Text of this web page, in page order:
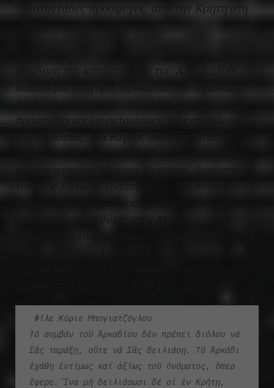
εκατοντάδες πρόσφυγες, από την Κρήτη στη
Η είδηση της καταστροφής του ΑΡΚΑΔΙΟΝ
προσπάθησαν να μετριάσουν τις εντυπώσεις
της απώλειας, για λόγους σκοπιμότητας, αλλά
και συγγραφέας Μάρκος Ρενιέρης, διοικητής
τότε της Εθνικής Τράπεζας της Ελλάδος, και
Φίλε Κύριε Μπογιατζόγλου
Τό συμβάν τοῦ Ἀρκαδίου δέν πρέπει διόλου νά
Σᾶς ταράξῃ, οὔτε νά Σᾶς δειλιάσῃ. Τό Ἀρκάδι
ἐχάθη ἐντίμως καί ἀξίως τοῦ ὀνόματος, ὅπερ
ἔφερε. Ἵνα μή δειλιάσωσι δέ οἱ ἐν Κρήτῃ,